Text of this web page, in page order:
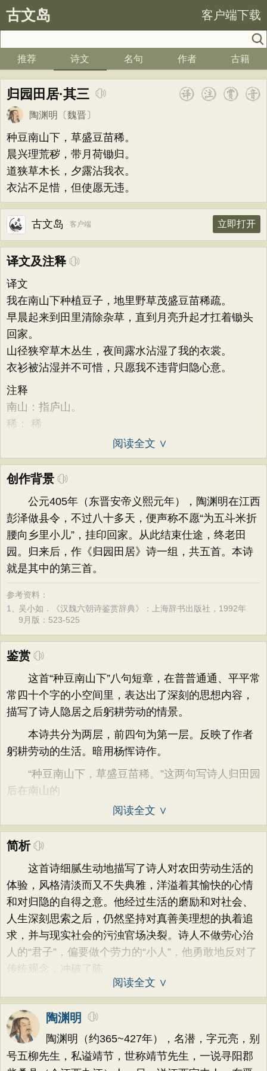
古文岛 客户端下载
推荐 诗文 名句 作者 古籍
归园田居·其三
陶渊明 〔魏晋〕
种豆南山下，草盛豆苗稀。
晨兴理荒秽，带月荷锄归。
道狭草木长，夕露沾我衣。
衣沾不足惜，但使愿无违。
古文岛 客户端 立即打开
译文及注释
译文
我在南山下种植豆子，地里野草茂盛豆苗稀疏。
早晨起来到田里清除杂草，直到月亮升起才扛着锄头
回家。
山径狭窄草木丛生，夜间露水沾湿了我的衣裳。
衣衫被沾湿并不可惜，只愿我不违背归隐心意。
注释
南山：指庐山。
稀： 稀
阅读全文 ∨
创作背景
公元405年（东晋安帝义熙元年），陶渊明在江西
彭泽做县令，不过八十多天，便声称不愿“为五斗米折
腰向乡里小儿”，挂印回家。从此结束仕途，终老田
园。归来后，作《归园田居》诗一组，共五首。本诗
就是其中的第三首。
参考资料：
1、吴小如．《汉魏六朝诗鉴赏辞典》：上海辞书出版社，1992年
9月版：523-525
鉴赏
这首“种豆南山下”八句短章，在普普通通、平平常
常四十个字的小空间里，表达出了深刻的思想内容，
描写了诗人隐居之后躬耕劳动的情景。
本诗共分为两层，前四句为第一层。反映了作者
躬耕劳动的生活。暗用杨恽诗作。
“种豆南山下，草盛豆苗稀。”这两句写诗人归田园
后在南山的
阅读全文 ∨
简析
这首诗细腻生动地描写了诗人对农田劳动生活的
体验，风格清淡而又不失典雅，洋溢着其愉快的心情
和对归隐的自得之意。他经过生活的磨励和对社会、
人生深刻思索之后，仍然坚持对真善美理想的执着追
求，并与现实社会的污浊官场决裂。诗人不做劳心治
人的“君子”，偏要做个劳力的“小人”，他勇敢地反对了
传统观念，冲破了陈
阅读全文 ∨
陶渊明
陶渊明（约365~427年），名潜，字元亮，别
号五柳先生，私谥靖节，世称靖节先生，一说寻阳郡